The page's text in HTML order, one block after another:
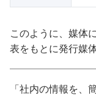
このように、媒体
表をもとに発行媒
「社内の情報を、